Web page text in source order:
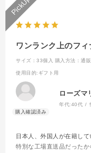
ワンランク上のフ
サイズ：33個入 購入方法：通
使用目的:ギフト用
ローズマ
年代:40代
日本人、外国人が在籍し
特別な工場直送品だったか